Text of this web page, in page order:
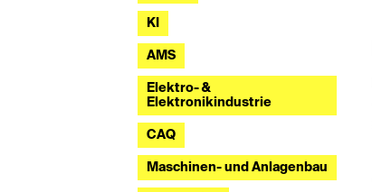
KI
AMS
Elektro- &
Elektronikindustrie
CAQ
Maschinen- und Anlagenbau